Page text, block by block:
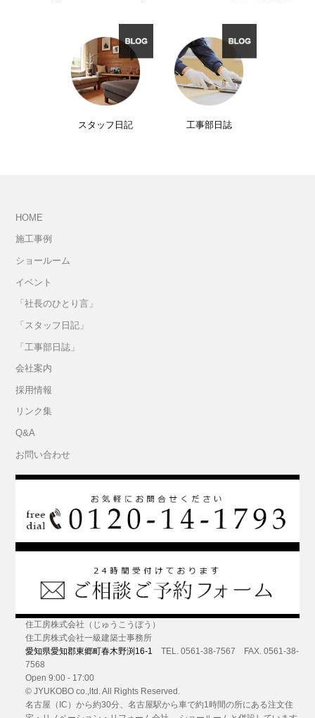
スタッフ日記 工事部日誌
HOME
施工事例
ショールーム
イベント
「社長のひとり言」
「スタッフ日記」
「工事部日誌」
会社案内
採用情報
リンク集
Q&A
お問い合わせ
住工房株式会社（じゅうこうぼう）
住工房株式会社一級建築士事務所
愛知県愛知郡東郷町春木野渕16-1
TEL. 0561-38-7567 FAX. 0561-38-
7568
Open 9:00 - 17:00
© JYUKOBO co.,ltd. All Rights Reserved.
名古屋（IC）から約30分、名古屋駅から車で約1時間の所にある注文住